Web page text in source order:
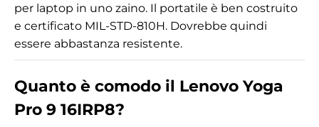
per laptop in uno zaino. Il portatile è ben costruito
e certificato MIL-STD-810H. Dovrebbe quindi
essere abbastanza resistente.
Quanto è comodo il Lenovo Yoga
Pro 9 16IRP8?